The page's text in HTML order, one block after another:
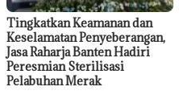
Tingkatkan Keamanan dan
Keselamatan Penyeberangan,
Jasa Raharja Banten Hadiri
Peresmian Sterilisasi
Pelabuhan Merak